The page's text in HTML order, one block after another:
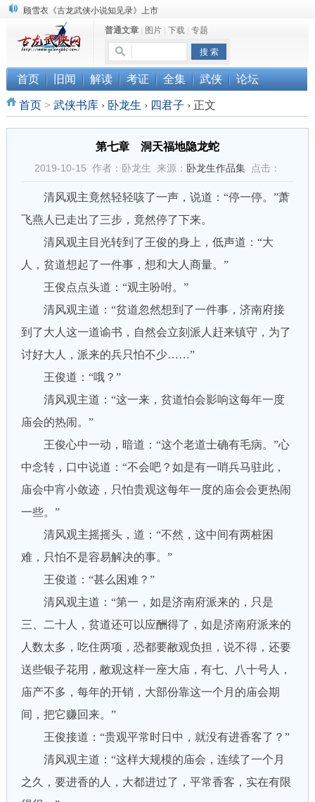
顾雪衣《古龙武侠小说知见录》上市
“武侠书库”查缺补漏活动圆满结束
《古龙小说原貌探究》修订版已上市
普通文章| 图片| 下载| 专题
首页 旧闻 解读 考证 全集 武侠 论坛
首页> 武侠书库 › 卧龙生 › 四君子 ›正文
第七章 洞天福地隐龙蛇
2019-10-15 作者：卧龙生 来源： 卧龙生作品集点击：
清风观主竟然轻轻咳了一声，说道：“停一停。”萧
飞燕人已走出了三步，竟然停了下来。
清风观主目光转到了王俊的身上，低声道：“大
人，贫道想起了一件事，想和大人商量。”
王俊点点头道：“观主吩咐。”
清风观主道：“贫道忽然想到了一件事，济南府接
到了大人这一道谕书，自然会立刻派人赶来镇守，为了
讨好大人，派来的兵只怕不少……”
王俊道：“哦？”
清风观主道：“这一来，贫道怕会影响这每年一度
庙会的热闹。”
王俊心中一动，暗道：“这个老道士确有毛病。”心
中念转，口中说道：“不会吧？如是有一哨兵马驻此，
庙会中宵小敛迹，只怕贵观这每年一度的庙会会更热闹
一些。”
清风观主摇摇头，道：“不然，这中间有两桩困
难，只怕不是容易解决的事。”
王俊道：“甚么困难？”
清风观主道：“第一，如是济南府派来的，只是
三、二十人，贫道还可以应酬得了，如是济南府派来的
人数太多，吃住两项，恐都要敝观负担，说不得，还要
送些银子花用，敝观这样一座大庙，有七、八十号人，
庙产不多，每年的开销，大部份靠这一个月的庙会期
间，把它赚回来。”
王俊接道：“贵观平常时日中，就没有进香客了？”
清风观主道：“这样大规模的庙会，连续了一个月
之久，要进香的人，大都进过了，平常香客，实在有限